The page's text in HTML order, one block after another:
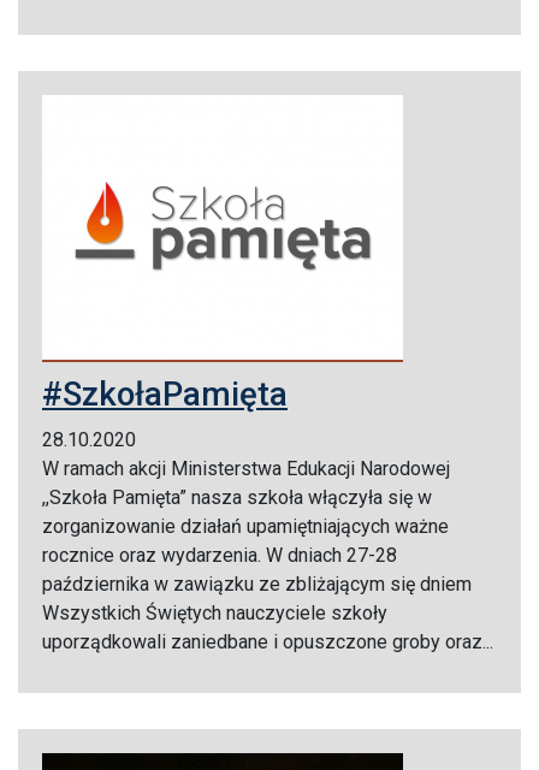
#SzkołaPamięta
28.10.2020
W ramach akcji Ministerstwa Edukacji Narodowej
,,Szkoła Pamięta” nasza szkoła włączyła się w
zorganizowanie działań upamiętniających ważne
rocznice oraz wydarzenia. W dniach 27-28
października w zawiązku ze zbliżającym się dniem
Wszystkich Świętych nauczyciele szkoły
uporządkowali zaniedbane i opuszczone groby oraz...